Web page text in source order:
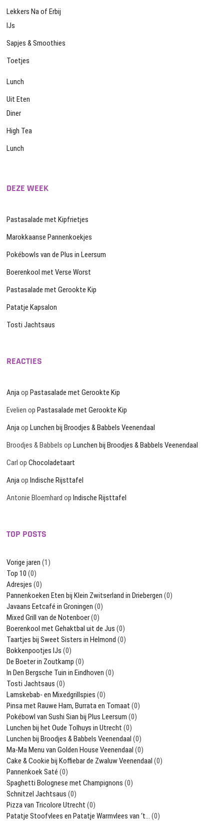
Lekkers Na of Erbij
IJs
Sapjes & Smoothies
Toetjes
Lunch
Uit Eten
Diner
High Tea
Lunch
DEZE WEEK
Pastasalade met Kipfrietjes
Marokkaanse Pannenkoekjes
Pokébowls van de Plus in Leersum
Boerenkool met Verse Worst
Pastasalade met Gerookte Kip
Patatje Kapsalon
Tosti Jachtsaus
REACTIES
AnjaopPastasalade met Gerookte Kip
Evelien opPastasalade met Gerookte Kip
AnjaopLunchen bij Broodjes & Babbels Veenendaal
Broodjes & Babbels opLunchen bij Broodjes & Babbels Veenendaal
Carl opChocoladetaart
AnjaopIndische Rijsttafel
Antonie Bloemhard opIndische Rijsttafel
TOP POSTS
Vorige jaren (1)
Top 10 (0)
Adresjes (0)
Pannenkoeken Eten bij Klein Zwitserland in Driebergen (0)
Javaans Eetcafé in Groningen (0)
Mixed Grill van de Notenboer(0)
Boerenkool met Gehaktbal uit de Jus (0)
Taartjes bij Sweet Sisters in Helmond (0)
Bokkenpootjes IJs (0)
De Boeter in Zoutkamp (0)
In Den Bergsche Tuin in Eindhoven (0)
Tosti Jachtsaus (0)
Lamskebab- en Mixedgrillspies (0)
Pinsa met Rauwe Ham, Burrata en Tomaat (0)
Pokébowl van Sushi Sian bij Plus Leersum (0)
Lunchen bij het Oude Tolhuys in Utrecht (0)
Lunchen bij Broodjes & Babbels Veenendaal (0)
Ma-Ma Menu van Golden House Veenendaal (0)
Cake & Cookie bij Koffiebar de Zwaluw Veenendaal (0)
Pannenkoek Saté (0)
Spaghetti Bolognese met Champignons (0)
Schnitzel Jachtsaus (0)
Pizza van Tricolore Utrecht (0)
Patatje Stoofvlees en Patatje Warmvlees van ‘t… (0)